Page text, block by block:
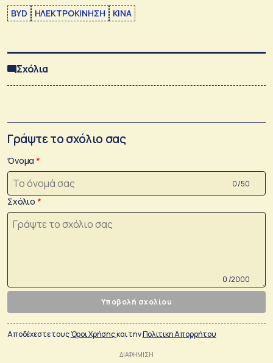
BYD ΗΛΕΚΤΡΟΚΙΝΗΣΗ ΚΙΝΑ
Σχόλια
Γράψτε το σχόλιο σας
Όνομα
0 /50
Σχόλιο
0 /2000
Υποβολή σχολίου
Αποδέχεστε τουςΌροι Χρήσηςκαι τηνΠολιτικη Απορρήτου